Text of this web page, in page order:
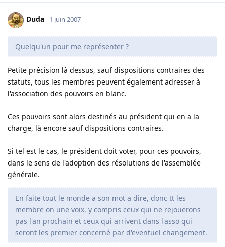
Duda 1 juin 2007
Quelqu'un pour me représenter ?
Petite précision là dessus, sauf dispositions contraires des
statuts, tous les membres peuvent également adresser à
l'association des pouvoirs en blanc.
Ces pouvoirs sont alors destinés au président qui en a la
charge, là encore sauf dispositions contraires.
Si tel est le cas, le président doit voter, pour ces pouvoirs,
dans le sens de l'adoption des résolutions de l'assemblée
générale.
En faite tout le monde a son mot a dire, donc tt les
membre on une voix. y compris ceux qui ne rejouerons
pas l'an prochain et ceux qui arrivent dans l'asso qui
seront les premier concerné par d'eventuel changement.